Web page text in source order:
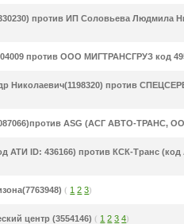
против ИП Соловьева Людмила
против ООО МИГТРАНСГРУЗ код
Николаевич(1198320) против
ASG (АСГ АВТО-ТРАНС,
АТИ ID: 436166) против КСК-Транс (код
( 1 2 3)
центр (3554146) ( 1 2 3 4)